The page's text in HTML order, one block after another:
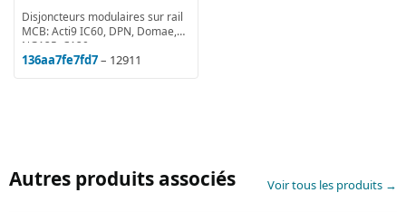
Disjoncteurs modulaires sur rail
MCB: Acti9 IC60, DPN, Domae,
NG125, C120
136aa7fe7fd7– 12911
Autres produits associés Voir tous les produits →